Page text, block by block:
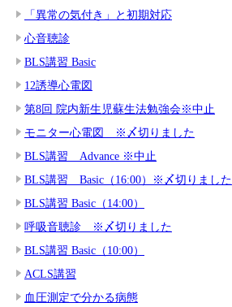
「異常の気付き」と初期対応
心音聴診
BLS講習 Basic
12誘導心電図
第8回 院内新生児蘇生法勉強会※中止
モニター心電図 ※〆切りました
BLS講習 Advance ※中止
BLS講習 Basic（16:00）※〆切りました
BLS講習 Basic（14:00）
呼吸音聴診 ※〆切りました
BLS講習 Basic（10:00）
ACLS講習
血圧測定で分かる病態